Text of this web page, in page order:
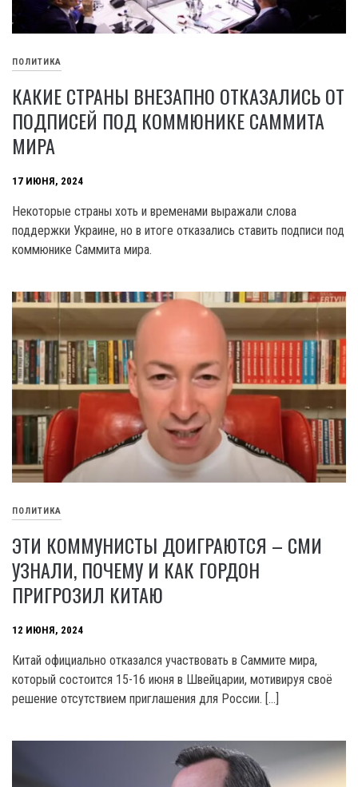
ПОЛИТИКА
КАКИЕ СТРАНЫ ВНЕЗАПНО ОТКАЗАЛИСЬ ОТ
ПОДПИСЕЙ ПОД КОММЮНИКЕ САММИТА
МИРА
17 ИЮНЯ, 2024
Некоторые страны хоть и временами выражали слова
поддержки Украине, но в итоге отказались ставить подписи под
коммюнике Саммита мира.
ПОЛИТИКА
ЭТИ КОММУНИСТЫ ДОИГРАЮТСЯ – СМИ
УЗНАЛИ, ПОЧЕМУ И КАК ГОРДОН
ПРИГРОЗИЛ КИТАЮ
12 ИЮНЯ, 2024
Китай официально отказался участвовать в Саммите мира,
который состоится 15-16 июня в Швейцарии, мотивируя своё
решение отсутствием приглашения для России. […]